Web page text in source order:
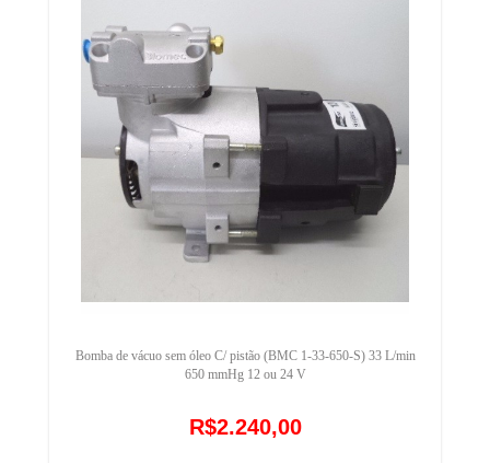
Bomba de vácuo sem óleo C/ pistão (BMC 1-33-650-S) 33 L/min
650 mmHg 12 ou 24 V
R$2.240,00